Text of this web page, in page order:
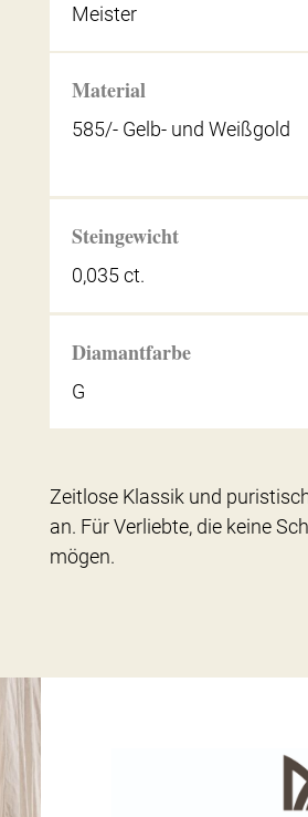
Meister
Material
585/- Gelb- und Weißgold
Steingewicht
0,035 ct.
Diamantfarbe
G
Zeitlose Klassik und
an. Für Verliebte, die keine
mögen.